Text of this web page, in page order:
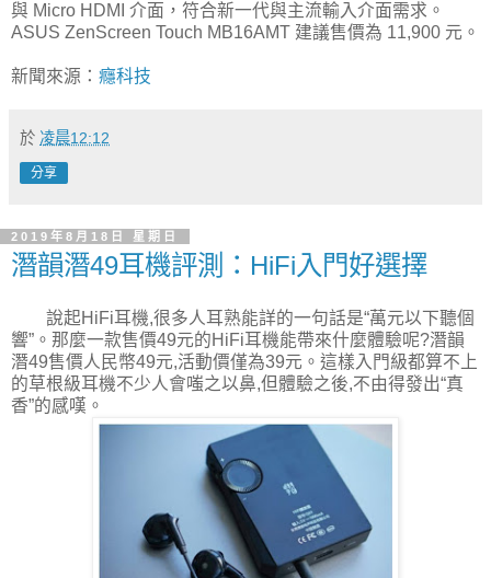
與 Micro HDMI 介面，符合新一代與主流輸入介面需求。
ASUS ZenScreen Touch MB16AMT 建議售價為 11,900 元。
新聞來源： 癮科技
於 凌晨12:12
分享
2019年8月18日 星期日
潛韻潛49耳機評測：HiFi入門好選擇
說起HiFi耳機,很多人耳熟能詳的一句話是“萬元以下聽個
響”。那麼一款售價49元的HiFi耳機能帶來什麼體驗呢?潛韻
潛49售價人民幣49元,活動價僅為39元。這樣入門級都算不上
的草根級耳機不少人會嗤之以鼻,但體驗之後,不由得發出“真
香”的感嘆。